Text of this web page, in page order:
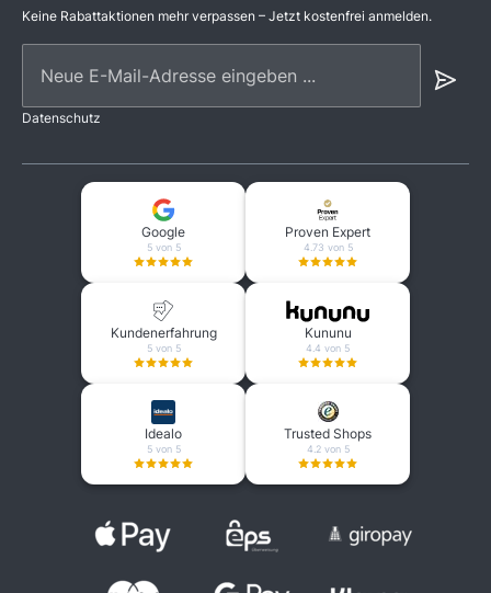
Keine Rabattaktionen mehr verpassen – Jetzt kostenfrei anmelden.
Datenschutz
Google
5 von 5
Proven Expert
4.73 von 5
Kundenerfahrung
5 von 5
Kununu
4.4 von 5
Idealo
5 von 5
Trusted Shops
4.2 von 5